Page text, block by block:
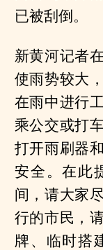
已被刮倒。
新黄河记者
使雨势较大
在雨中进行
乘公交或打
打开雨刷器
安全。在此
间，请大家
行的市民，
牌、临时搭